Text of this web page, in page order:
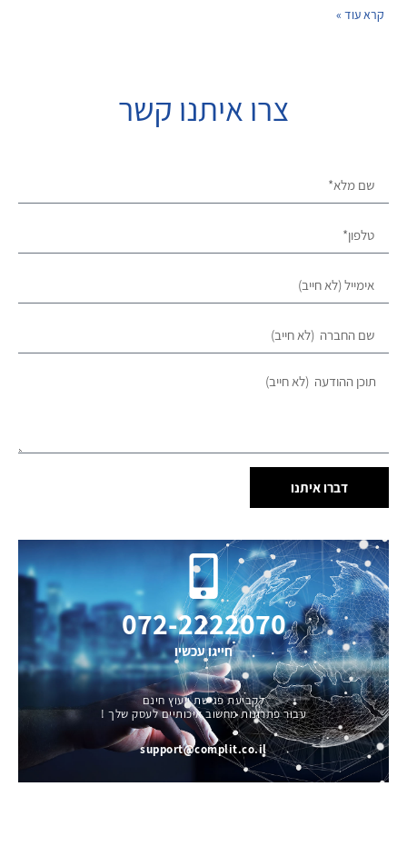
קרא עוד »
צרו איתנו קשר
דברו איתנו
072-2222070
חייגו עכשיו
לקביעת פגישת ייעוץ חינם
עבור פתרונות מחשוב איכותיים לעסק שלך !
support@complit.co.il